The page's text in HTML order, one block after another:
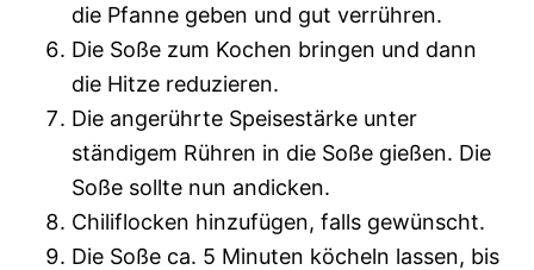
die Pfanne geben und gut verrühren.
Die Soße zum Kochen bringen und dann
die Hitze reduzieren.
Die angerührte Speisestärke unter
ständigem Rühren in die Soße gießen. Die
Soße sollte nun andicken.
Chiliflocken hinzufügen, falls gewünscht.
Die Soße ca. 5 Minuten köcheln lassen, bis